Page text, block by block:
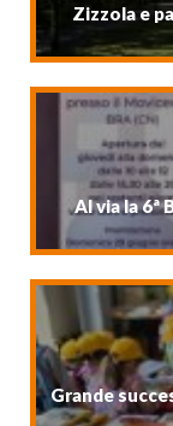
Zizzola e
Al via la 6ª
Grande